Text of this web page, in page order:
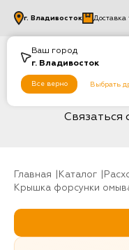
Ваш город
г. Владивосток
Все верно Выбрать
г. Владивосток
Связаться
Главная Каталог
Крышка форсунки